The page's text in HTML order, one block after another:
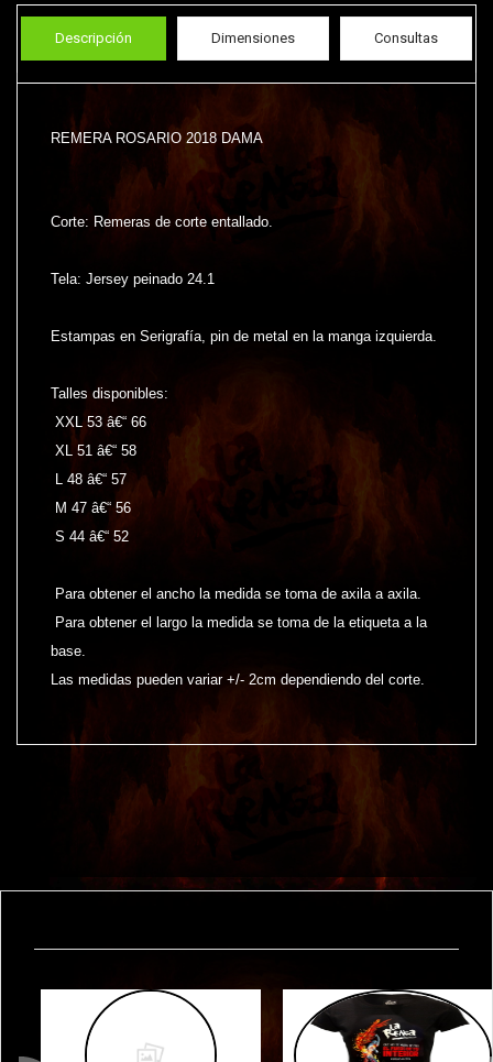
Descripción Dimensiones Consultas
REMERA ROSARIO 2018 DAMA
Corte: Remeras de corte entallado.
Tela: Jersey peinado 24.1
Estampas en Serigrafí­a, pin de metal en la manga izquierda.
Talles disponibles:
XXL 53 â€“ 66
XL 51 â€“ 58
L 48 â€“ 57
M 47 â€“ 56
S 44 â€“ 52
Para obtener el ancho la medida se toma de axila a axila.
Para obtener el largo la medida se toma de la etiqueta a la
base.
Las medidas pueden variar +/- 2cm dependiendo del corte.